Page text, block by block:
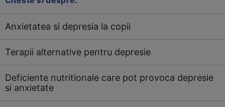
Anxietatea si depresia la copii
Terapii alternative pentru depresie
Deficiente nutritionale care pot provoca depresie
si anxietate